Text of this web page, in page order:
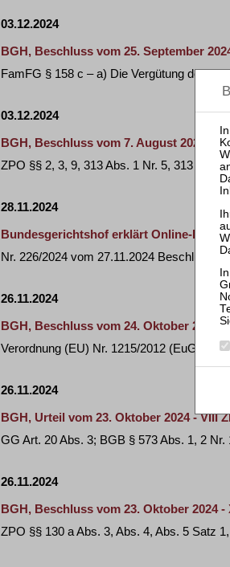
03.12.2024
BGH, Beschluss vom 25. September
FamFG § 158 c – a) Die Vergütung des
03.12.2024
BGH, Beschluss vom 7. August 2024 -
ZPO §§ 2, 3, 9, 313 Abs. 1 Nr. 5, 313 a,
28.11.2024
Bundesgerichtshof erklärt Online-
Nr. 226/2024 vom 27.11.2024 Beschluss
26.11.2024
BGH, Beschluss vom 24. Oktober 2024 -
Verordnung (EU) Nr. 1215/2012
26.11.2024
BGH, Urteil vom 23. Oktober 2024 - VIII
GG Art. 20 Abs. 3; BGB § 573 Abs. 1, 2
26.11.2024
BGH, Beschluss vom 23. Oktober 2024 -
ZPO §§ 130 a Abs. 3, Abs. 4, Abs. 5 Satz